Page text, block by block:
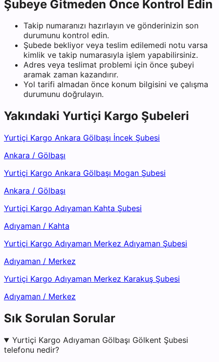
Şubeye Gitmeden Önce Kontrol Edin
Takip numaranızı hazırlayın ve gönderinizin son
durumunu kontrol edin.
Şubede bekliyor veya teslim edilemedi notu varsa
kimlik ve takip numarasıyla işlem yapabilirsiniz.
Adres veya teslimat problemi için önce şubeyi
aramak zaman kazandırır.
Yol tarifi almadan önce konum bilgisini ve çalışma
durumunu doğrulayın.
Yakındaki Yurtiçi Kargo Şubeleri
Yurtiçi Kargo Ankara Gölbaşı İncek Şubesi
Ankara / Gölbaşı
Yurtiçi Kargo Ankara Gölbaşı Mogan Şubesi
Ankara / Gölbaşı
Yurtiçi Kargo Adıyaman Kahta Şubesi
Adıyaman / Kahta
Yurtiçi Kargo Adıyaman Merkez Adıyaman Şubesi
Adıyaman / Merkez
Yurtiçi Kargo Adıyaman Merkez Karakuş Şubesi
Adıyaman / Merkez
Sık Sorulan Sorular
Yurtiçi Kargo Adıyaman Gölbaşı Gölkent Şubesi
telefonu nedir?